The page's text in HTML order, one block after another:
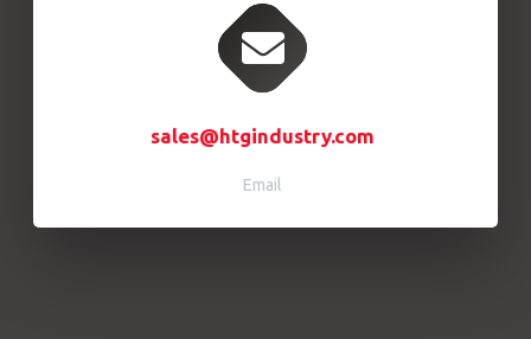
sales@htgindustry.com
Email